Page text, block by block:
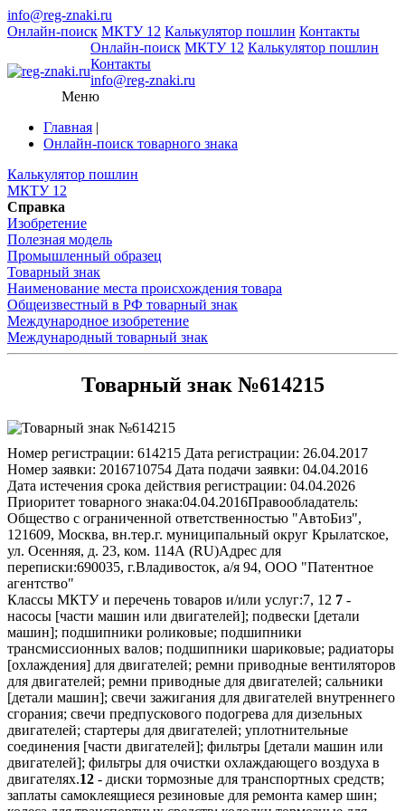
info@reg-znaki.ru
Онлайн-поиск МКТУ 12 Калькулятор пошлин Контакты
Онлайн-поиск МКТУ 12 Калькулятор пошлин
Контакты
info@reg-znaki.ru
Меню
Главная |
Онлайн-поиск товарного знака
Калькулятор пошлин
МКТУ 12
Справка
Изобретение
Полезная модель
Промышленный образец
Товарный знак
Наименование места происхождения товара
Общеизвестный в РФ товарный знак
Международное изобретение
Международный товарный знак
Товарный знак №614215
Номер регистрации: 614215 Дата регистрации: 26.04.2017
Номер заявки: 2016710754 Дата подачи заявки: 04.04.2016
Дата истечения срока действия регистрации: 04.04.2026
Приоритет товарного знака:04.04.2016Правообладатель:
Общество с ограниченной ответственностью "АвтоБиз",
121609, Москва, вн.тер.г. муниципальный округ Крылатское,
ул. Осенняя, д. 23, ком. 114А (RU)Адрес для
переписки:690035, г.Владивосток, а/я 94, ООО "Патентное
агентство"
Классы МКТУ и перечень товаров и/или услуг:7, 12 7 -
насосы [части машин или двигателей]; подвески [детали
машин]; подшипники роликовые; подшипники
трансмиссионных валов; подшипники шариковые; радиаторы
[охлаждения] для двигателей; ремни приводные вентиляторов
для двигателей; ремни приводные для двигателей; сальники
[детали машин]; свечи зажигания для двигателей внутреннего
сгорания; свечи предпускового подогрева для дизельных
двигателей; стартеры для двигателей; уплотнительные
соединения [части двигателей]; фильтры [детали машин или
двигателей]; фильтры для очистки охлаждающего воздуха в
двигателях.12 - диски тормозные для транспортных средств;
заплаты самоклеящиеся резиновые для ремонта камер шин;